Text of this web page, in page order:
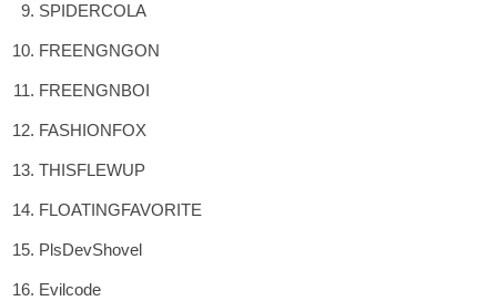
SPIDERCOLA
FREENGNGON
FREENGNBOI
FASHIONFOX
THISFLEWUP
FLOATINGFAVORITE
PlsDevShovel
Evilcode